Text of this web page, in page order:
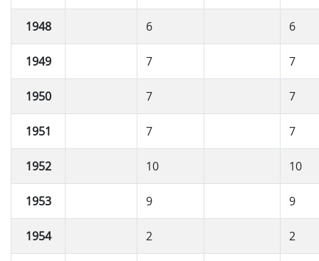
1948 6 6
1949 7 7
1950 7 7
1951 7 7
1952 10 10
1953 9 9
1954 2 2